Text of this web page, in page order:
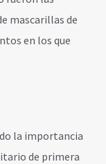
mascarillas de
en los que
la importancia
de primera